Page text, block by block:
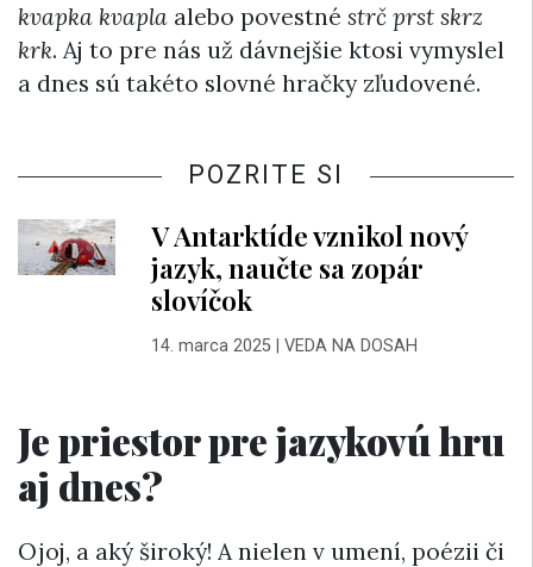
kvapka kvapla alebo povestné strč prst skrz
krk. Aj to pre nás už dávnejšie ktosi vymyslel
a dnes sú takéto slovné hračky zľudovené.
POZRITE SI
V Antarktíde vznikol nový
jazyk, naučte sa zopár
slovíčok
14. marca 2025| VEDA NA DOSAH
Je priestor pre jazykovú hru
aj dnes?
Ojoj, a aký široký! A nielen v umení, poézii či